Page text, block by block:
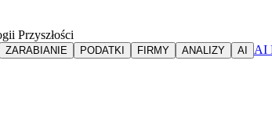
Przyszłości
ZARABIANIE PODATKI FIRMY ANALIZY AI AI